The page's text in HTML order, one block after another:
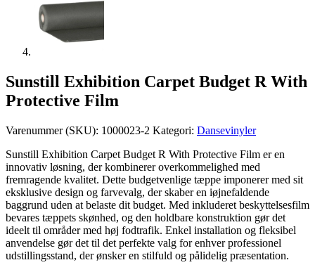
Sunstill Exhibition Carpet Budget R With
Protective Film
Varenummer (SKU): 1000023-2 Kategori: Dansevinyler
Sunstill Exhibition Carpet Budget R With Protective Film er en
innovativ løsning, der kombinerer overkommelighed med
fremragende kvalitet. Dette budgetvenlige tæppe imponerer med sit
eksklusive design og farvevalg, der skaber en iøjnefaldende
baggrund uden at belaste dit budget. Med inkluderet beskyttelsesfilm
bevares tæppets skønhed, og den holdbare konstruktion gør det
ideelt til områder med høj fodtrafik. Enkel installation og fleksibel
anvendelse gør det til det perfekte valg for enhver professionel
udstillingsstand, der ønsker en stilfuld og pålidelig præsentation.